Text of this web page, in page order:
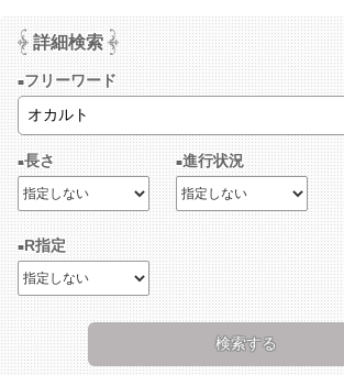
詳細検索
フリーワード
長さ 進行状況
R指定